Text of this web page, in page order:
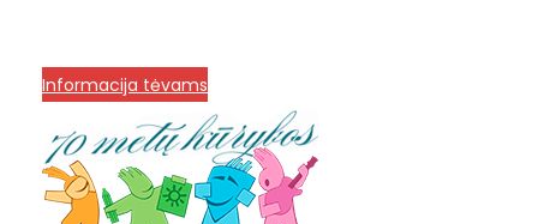
Informacija tėvams